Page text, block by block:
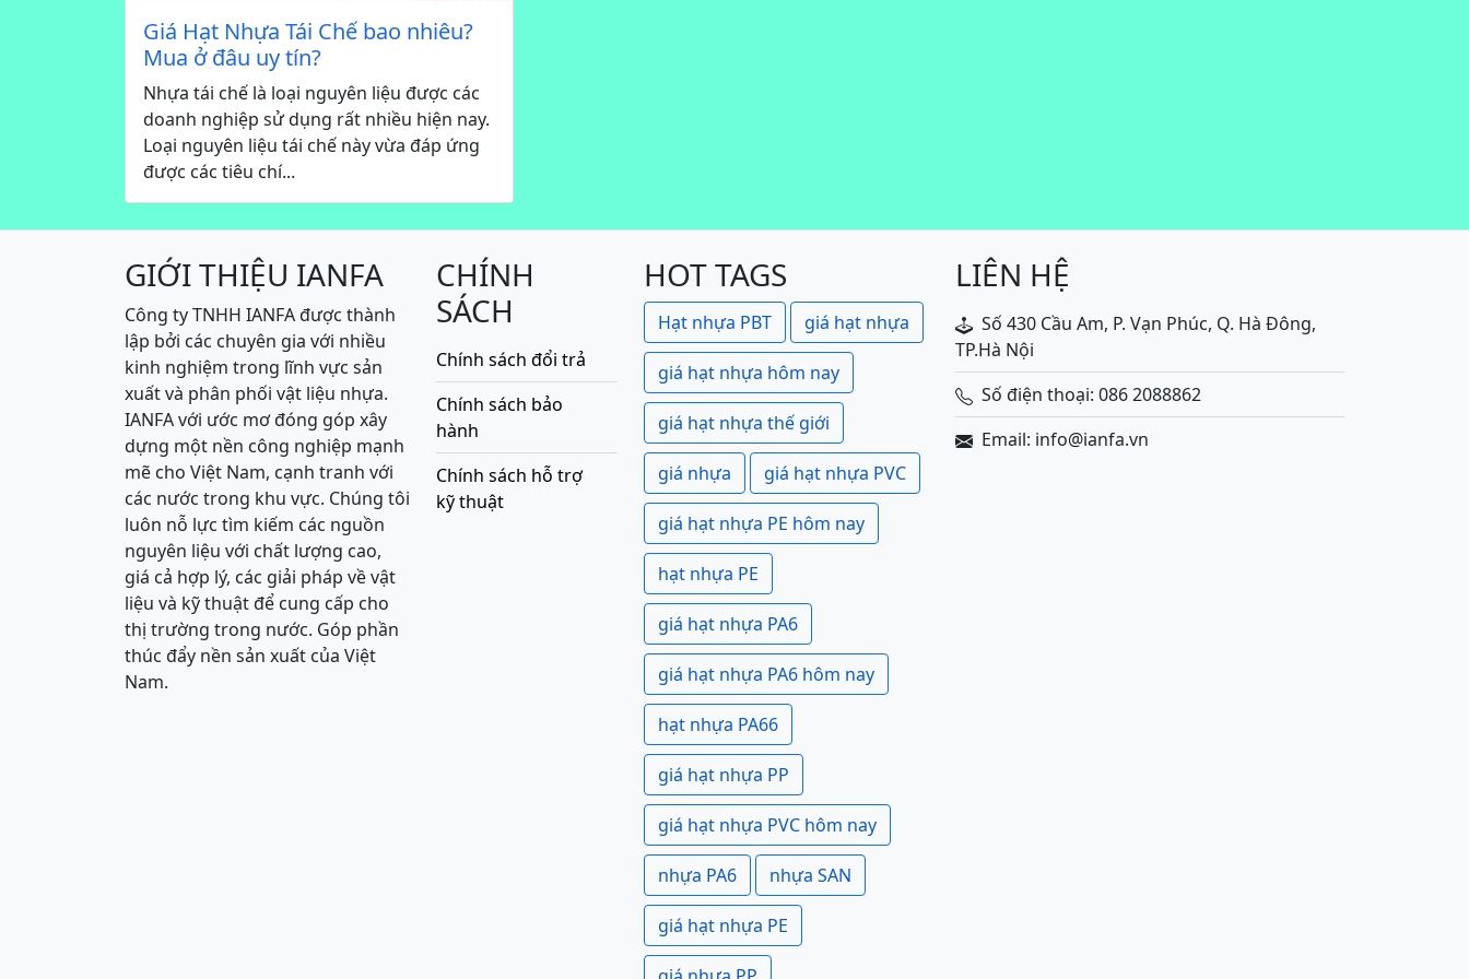
Giá Hạt Nhựa Tái Chế bao nhiêu?
Mua ở đâu uy tín?
Nhựa tái chế là loại nguyên liệu được các
doanh nghiệp sử dụng rất nhiều hiện nay.
Loại nguyên liệu tái chế này vừa đáp ứng
được các tiêu chí...
GIỚI THIỆU IANFA
Công ty TNHH IANFA được thành
lập bởi các chuyên gia với nhiều
kinh nghiệm trong lĩnh vực sản
xuất và phân phối vật liệu nhựa.
IANFA với ước mơ đóng góp xây
dựng một nền công nghiệp mạnh
mẽ cho Việt Nam, cạnh tranh với
các nước trong khu vực. Chúng tôi
luôn nỗ lực tìm kiếm các nguồn
nguyên liệu với chất lượng cao,
giá cả hợp lý, các giải pháp về vật
liệu và kỹ thuật để cung cấp cho
thị trường trong nước. Góp phần
thúc đẩy nền sản xuất của Việt
Nam.
CHÍNH
SÁCH
Chính sách đổi trả
Chính sách bảo
hành
Chính sách hỗ trợ
kỹ thuật
HOT TAGS
Hạt nhựa PBT giá hạt nhựa
giá hạt nhựa hôm nay
giá hạt nhựa thế giới
giá nhựa giá hạt nhựa PVC
giá hạt nhựa PE hôm nay
hạt nhựa PE
giá hạt nhựa PA6
giá hạt nhựa PA6 hôm nay
hạt nhựa PA66
giá hạt nhựa PP
giá hạt nhựa PVC hôm nay
nhựa PA6 nhựa SAN
giá hạt nhựa PE
LIÊN HỆ
Số 430 Cầu Am, P. Vạn Phúc, Q. Hà Đông,
TP.Hà Nội
Số điện thoại: 086 2088862
Email: info@ianfa.vn